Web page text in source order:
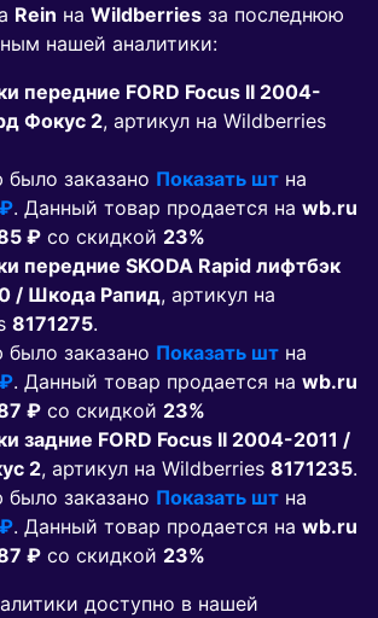
Rein на Wildberries за последнюю
нашей аналитики:
передние FORD Focus II 2004-
Фокус 2, артикул на Wildberries
было заказано Показать шт на
. Данный товар продается на wb.ru
₽ co скидкой 23%
передние SKODA Rapid лифтбэк
/ Шкода Рапид, артикул на
8171275.
было заказано Показать шт на
. Данный товар продается на wb.ru
₽ co скидкой 23%
задние FORD Focus II 2004-2011 /
2, артикул на Wildberries 8171235.
было заказано Показать шт на
. Данный товар продается на wb.ru
₽ co скидкой 23%
доступно в нашей